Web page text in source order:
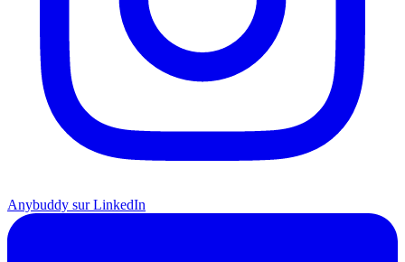
Anybuddy sur LinkedIn